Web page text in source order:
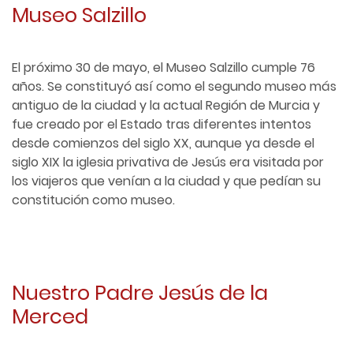
Museo Salzillo
El próximo 30 de mayo, el Museo Salzillo cumple 76
años. Se constituyó así como el segundo museo más
antiguo de la ciudad y la actual Región de Murcia y
fue creado por el Estado tras diferentes intentos
desde comienzos del siglo XX, aunque ya desde el
siglo XIX la iglesia privativa de Jesús era visitada por
los viajeros que venían a la ciudad y que pedían su
constitución como museo.
Nuestro Padre Jesús de la
Merced